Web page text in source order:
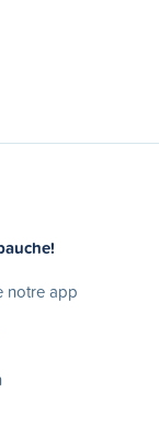
notre app